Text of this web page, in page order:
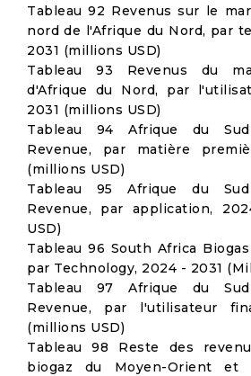
Tableau 92 Revenus sur le
nord de l'Afrique du Nord, par
2031 (millions USD)
Tableau 93 Revenus du
d'Afrique du Nord, par
2031 (millions USD)
Tableau 94 Afrique du
Revenue, par matière
(millions USD)
Tableau 95 Afrique du
Revenue, par application,
USD)
Tableau 96 South Africa
par Technology, 2024 - 2031
Tableau 97 Afrique du
Revenue, par l'utilisateur
(millions USD)
Tableau 98 Reste des
biogaz du Moyen-Orient et